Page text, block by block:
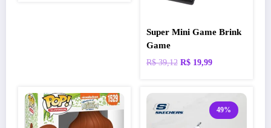
Super Mini Game Brink
Game
R$39,12 O
R$ 39,12.
R$19,99O
é:
R$ 19,99.
49%